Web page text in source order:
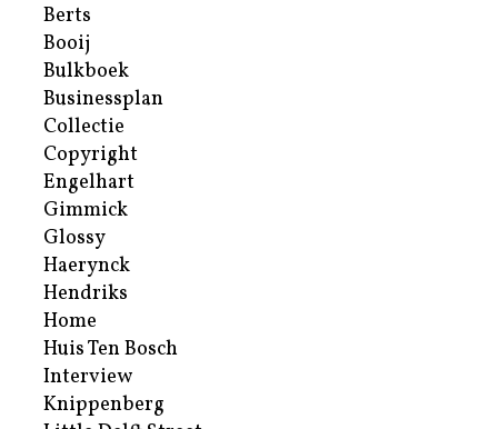
Berts
Booij
Bulkboek
Businessplan
Collectie
Copyright
Engelhart
Gimmick
Glossy
Haerynck
Hendriks
Home
Huis Ten Bosch
Interview
Knippenberg